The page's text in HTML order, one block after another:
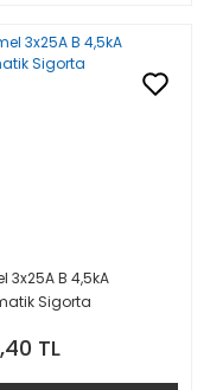
3x25A B 4,5kA
Sigorta
TL